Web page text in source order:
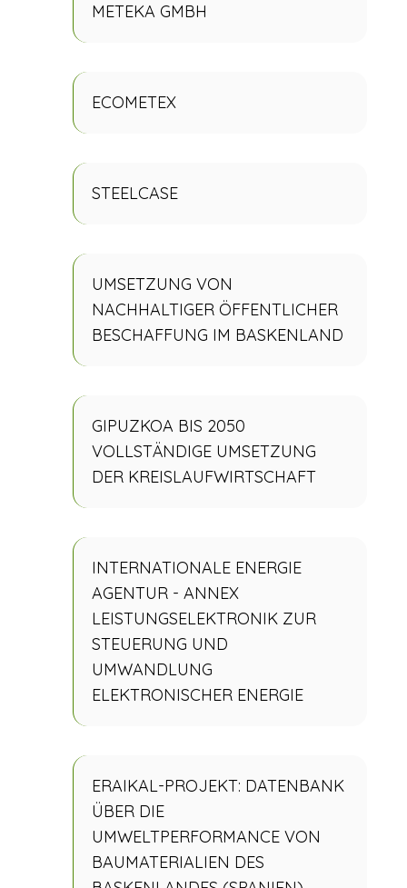
METEKA GMBH
ECOMETEX
STEELCASE
UMSETZUNG VON
NACHHALTIGER ÖFFENTLICHER
BESCHAFFUNG IM BASKENLAND
GIPUZKOA BIS 2050
VOLLSTÄNDIGE UMSETZUNG
DER KREISLAUFWIRTSCHAFT
INTERNATIONALE ENERGIE
AGENTUR - ANNEX
LEISTUNGSELEKTRONIK ZUR
STEUERUNG UND
UMWANDLUNG
ELEKTRONISCHER ENERGIE
ERAIKAL-PROJEKT: DATENBANK
ÜBER DIE
UMWELTPERFORMANCE VON
BAUMATERIALIEN DES